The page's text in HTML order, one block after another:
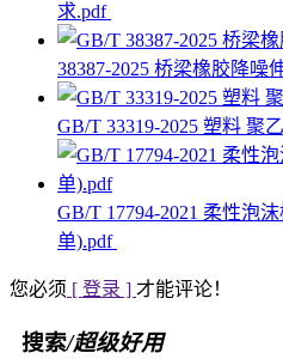
求.pdf
38387-2025 桥梁橡胶降噪
GB/T 33319-2025 塑料 聚
GB/T 17794-2021 柔性泡
单).pdf
您必须 [ 登录 ] 才能评论！
搜索/超级好用